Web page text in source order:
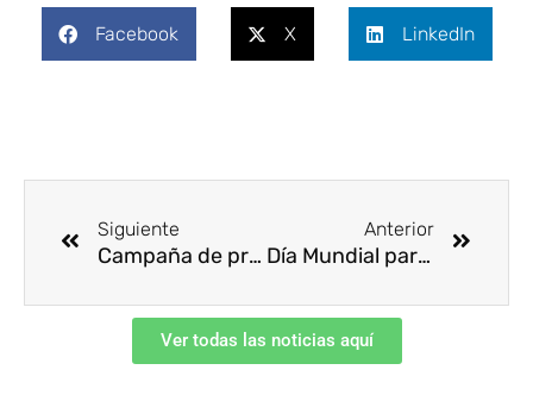
Facebook X LinkedIn
Siguiente
Campaña de prevención de enfermedades causadas por el calor
Anterior
Día Mundial para la Prevención del Suicidio – 10 de septiembre
Ver todas las noticias aquí